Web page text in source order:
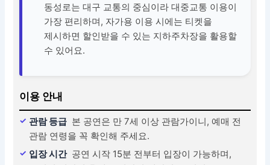
동성로는 대구 교통의 중심이라 대중교통 이용이
가장 편리하며, 자가용 이용 시에는 티켓을
제시하면 할인받을 수 있는 지하주차장을 활용할
수 있어요.
이용 안내
관람 등급 본 공연은 만 7세 이상 관람가이니, 예매 전
관람 연령을 꼭 확인해 주세요.
입장 시간 공연 시작 15분 전부터 입장이 가능하며,